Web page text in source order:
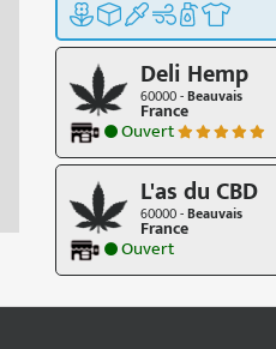
Deli Hemp
60000 -Beauvais
France
Ouvert
L'as du CBD
60000 -Beauvais
France
Ouvert